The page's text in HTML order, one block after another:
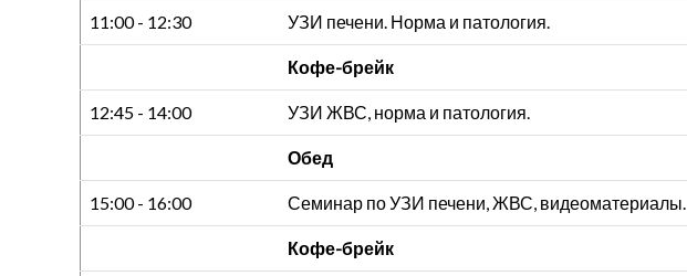
11:00 - 12:30 УЗИ печени. Норма и патология.
Кофе-брейк
12:45 - 14:00 УЗИ ЖВС, норма и патология.
Обед
15:00 - 16:00 Семинар по УЗИ печени, ЖВС, видеоматериалы.
Кофе-брейк